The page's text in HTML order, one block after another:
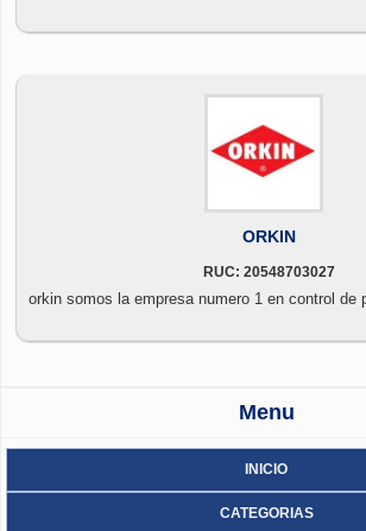
ORKIN
RUC: 20548703027
orkin somos la empresa numero 1 en control de
Menu
INICIO
CATEGORIAS